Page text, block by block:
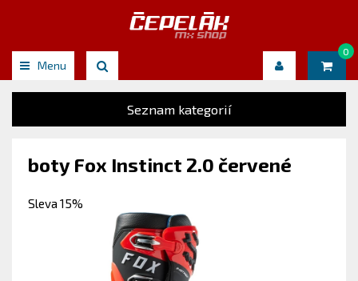
Menu
0
Seznam kategorií
boty Fox Instinct 2.0 červené
Sleva 15%